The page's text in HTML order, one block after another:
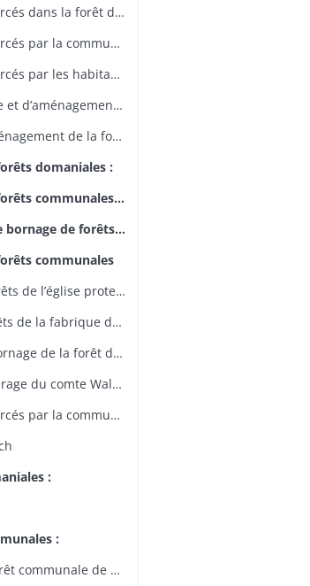
Cantonnement des droits d’usage exercés dans la forêt domaniale de Lautenbach
Cantonnement des droits d’usage exercés par la commune et la scierie de Linthal dans la forêt domaniale de Linthal prévôtale
Cantonnement des droits d’usage exercés par les habitants d’Appenwihr et Wolfgantzen dans la forêt domaniale du Kastenwald
Procès-verbal de délimitation partielle et d’aménagement de la forêt domaniale de Riquewihr
Procès-verbal de délimitation et d’aménagement de la forêt domaniale de Ribeauvillé
domaniales :
(par commune)
de forêts communales
communales
Procès-verbal d’aménagement des forêts de l’église protestante d’Andolsheim
Procès-verbal de délimitation des forêts de la fabrique de l’église de Soppe-le-Haut
Procès-verbal de délimitation et de bornage de la forêt domaniale de Niederlarg
Procès-verbal de délimitation du pâturage du comte Waldner de Freundstein avec les forêts communales de Berrwiller, Goldbach, Soultz et Willer-sur-Thur
Cantonnement des droits d’usage exercés par la commune de Fortschwihr dans des forêts privées sur le ban de cette commune
:
:
Procès-verbal de délimitation de la forêt communale de SainteCroix-aux-Mines